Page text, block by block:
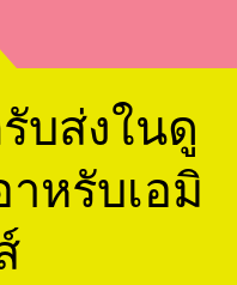
บส่งในดู
หรับเอมิ